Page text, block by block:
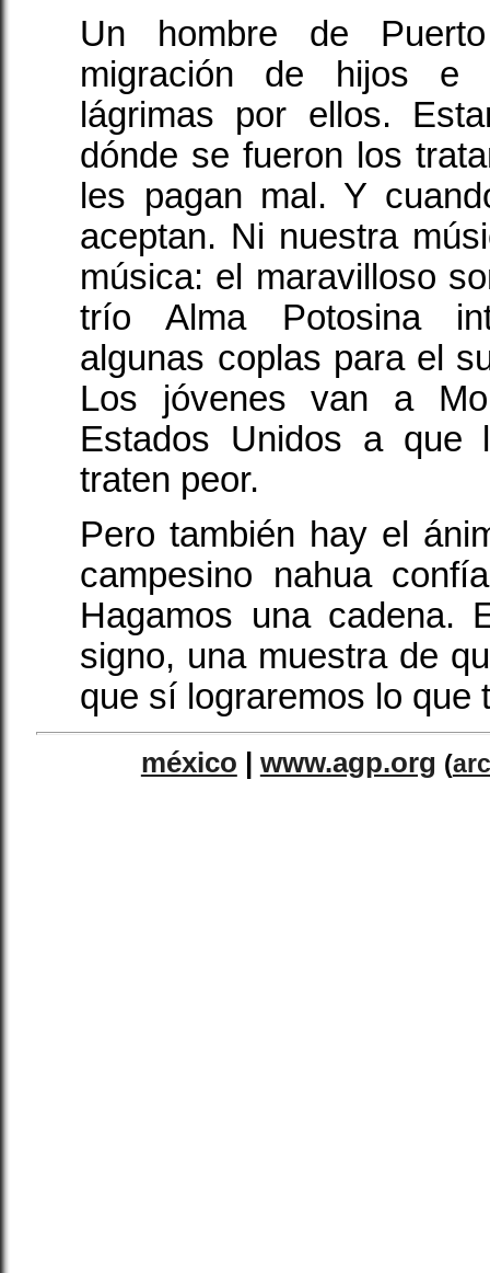
Un hombre de
migración de hijos e
lágrimas por ellos.
dónde se fueron los
les pagan mal. Y
aceptan. Ni nuestra
música: el maravilloso
trío Alma Potosina
algunas coplas para el
Los jóvenes van a
Estados Unidos a
traten peor.
Pero también hay el
campesino nahua
Hagamos una cadena.
signo, una muestra de
que sí lograremos lo que
méxico | www.agp.org (